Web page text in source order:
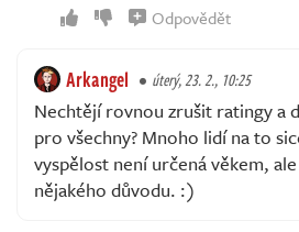
Odpovědět
Arkangel úterý, 23. 2., 10:25
Nechtějí rovnou zrušit ratingy a
pro všechny? Mnoho lidí na to
vyspělost není určená věkem,
nějakého důvodu. :)